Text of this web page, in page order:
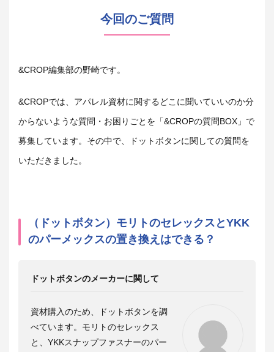
今回のご質問
&CROP編集部の野崎です。
&CROPでは、アパレル資材に関するどこに聞いていいのか分
からないような質問・お困りごとを「&CROPの質問BOX」で
募集しています。その中で、ドットボタンに関しての質問を
いただきました。
（ドットボタン）モリトのセレックスとYKK
のパーメックスの置き換えはできる？
ドットボタンのメーカーに関して
資材購入のため、ドットボタンを調
べています。モリトのセレックス
と、YKKスナップファスナーのパー